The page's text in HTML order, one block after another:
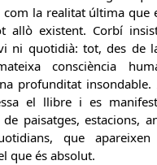
com la realitat última que
allò existent. Corbí
ni quotidià: tot, des de
consciència
profunditat insondable.
el llibre i es
paisatges, estacions,
que
que és absolut.